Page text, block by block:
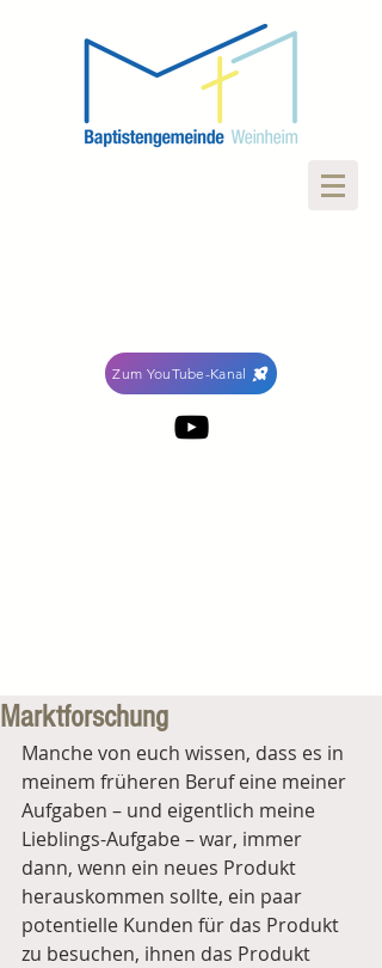
Zum YouTube-Kanal
Marktforschung
Manche von euch wissen, dass es in
meinem früheren Beruf eine meiner
Aufgaben – und eigentlich meine
Lieblings-Aufgabe – war, immer
dann, wenn ein neues Produkt
herauskommen sollte, ein paar
potentielle Kunden für das Produkt
zu besuchen, ihnen das Produkt